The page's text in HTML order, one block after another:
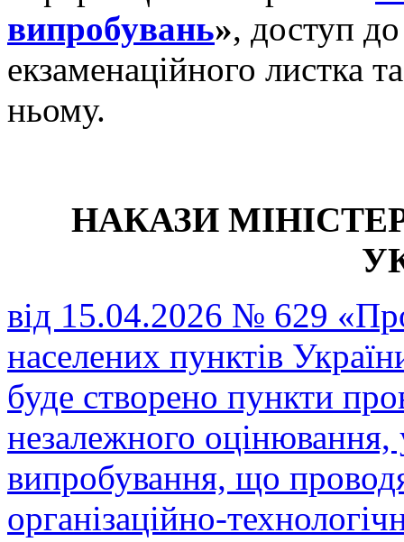
випробувань», доступ
екзаменаційного листка
ньому.
НАКАЗИ
від 15.04.2026 № 629
населених пунктів
буде створено пункти
незалежного оцінювання,
випробування, що
організаційно-